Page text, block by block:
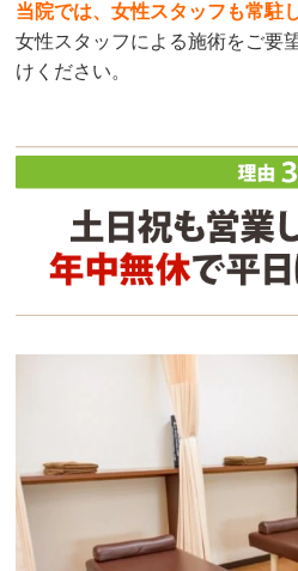
当院では、女性スタッフも常駐
女性スタッフによる施術をご要
けください。